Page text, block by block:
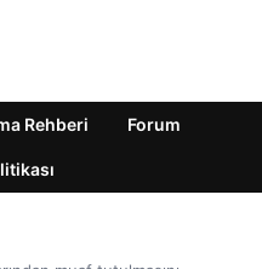
Rehberi Forum